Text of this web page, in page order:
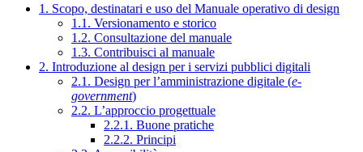
1. Scopo, destinatari e uso del Manuale operativo di design
1.1. Versionamento e storico
1.2. Consultazione del manuale
1.3. Contribuisci al manuale
2. Introduzione al design per i servizi pubblici digitali
2.1. Design per l’amministrazione digitale (e-
government)
2.2. L’approccio progettuale
2.2.1. Buone pratiche
2.2.2. Principi